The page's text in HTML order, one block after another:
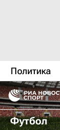
Политика
Футбол